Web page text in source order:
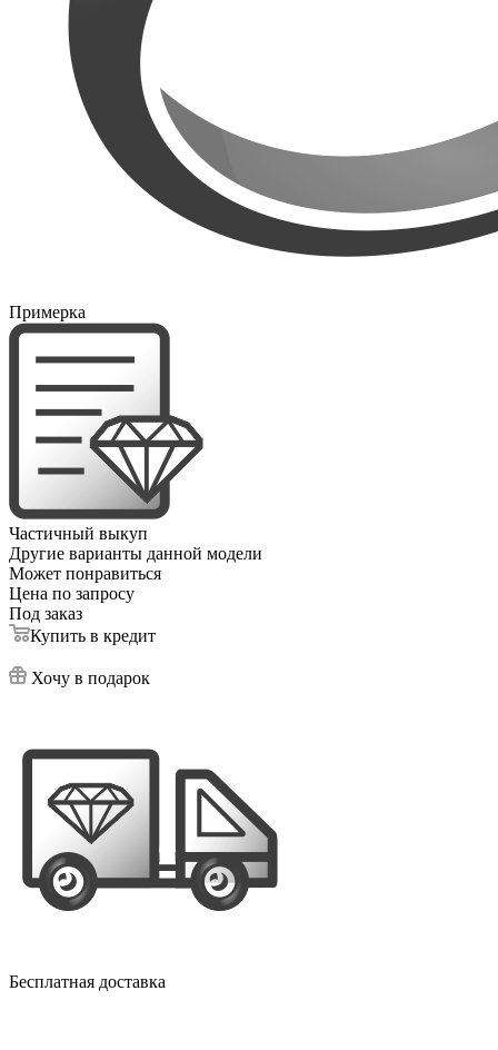
Примерка
Частичный выкуп
Другие варианты данной модели
Может понравиться
Цена по запросу
Под заказ
Купить в кредит
Хочу в подарок
Бесплатная доставка